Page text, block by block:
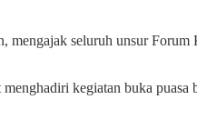
seluruh unsur Forum
kegiatan buka